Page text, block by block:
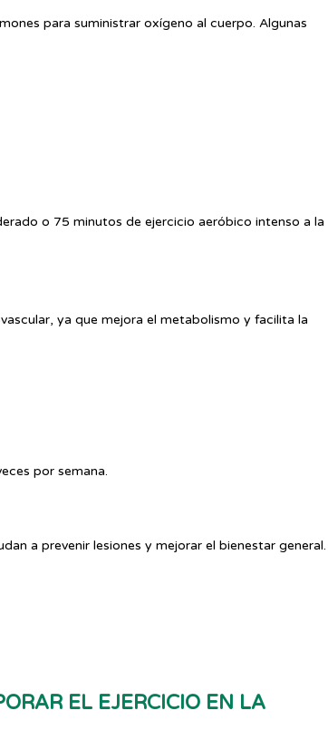
para suministrar oxígeno al cuerpo. Algunas
o 75 minutos de ejercicio aeróbico intenso a la
ya que mejora el metabolismo y facilita la
por semana.
a prevenir lesiones y mejorar el bienestar general.
EL EJERCICIO EN LA